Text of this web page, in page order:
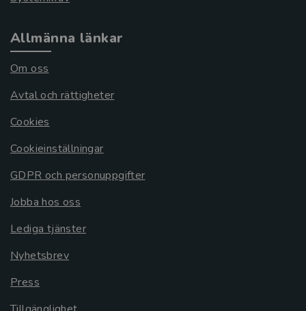
Allmänna länkar
Om oss
Avtal och rättigheter
Cookies
Cookieinställningar
GDPR och personuppgifter
Jobba hos oss
Lediga tjänster
Nyhetsbrev
Press